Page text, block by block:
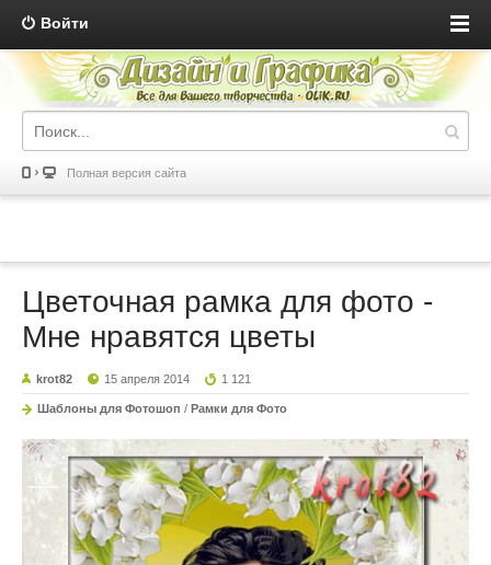
Войти
Полная версия сайта
Цветочная рамка для фото -
Мне нравятся цветы
krot82 15 апреля 2014 1 121
Шаблоны для Фотошоп / Рамки для Фото